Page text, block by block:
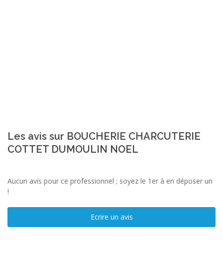
Les avis sur BOUCHERIE CHARCUTERIE
COTTET DUMOULIN NOEL
Aucun avis pour ce professionnel ; soyez le 1er à en déposer un
!
Ecrire un avis